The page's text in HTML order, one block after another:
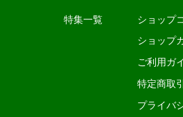
特集一覧
ショップ
ショップ
ご利用ガ
特定商取
プライバ